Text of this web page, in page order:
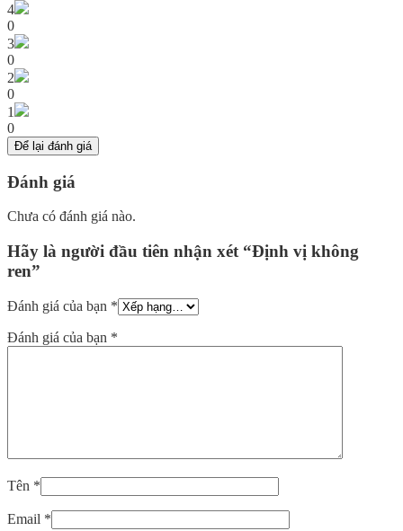
4
0
3
0
2
0
1
0
Để lại đánh giá
Đánh giá
Chưa có đánh giá nào.
Hãy là người đầu tiên nhận xét “Định vị không
ren”
Đánh giá của bạn *
Đánh giá của bạn *
Tên *
Email *